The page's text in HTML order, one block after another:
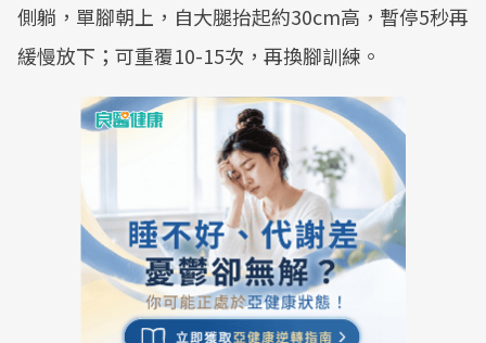
側躺，單腳朝上，自大腿抬起約30cm高，暫停5秒再
緩慢放下；可重覆10-15次，再換腳訓練。